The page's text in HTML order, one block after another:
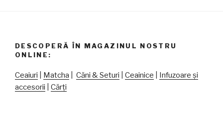
DESCOPERĂ ÎN MAGAZINUL NOSTRU
ONLINE:
Ceaiuri Matcha Căni & Seturi Ceainice
Infuzoare și
accesorii
Cărți